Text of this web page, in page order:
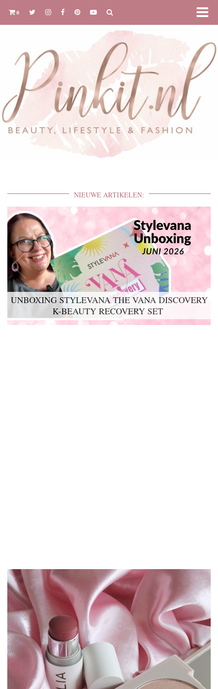
0
NIEUWE ARTIKELEN:
UNBOXING STYLEVANA THE VANA DISCOVERY
K-BEAUTY RECOVERY SET